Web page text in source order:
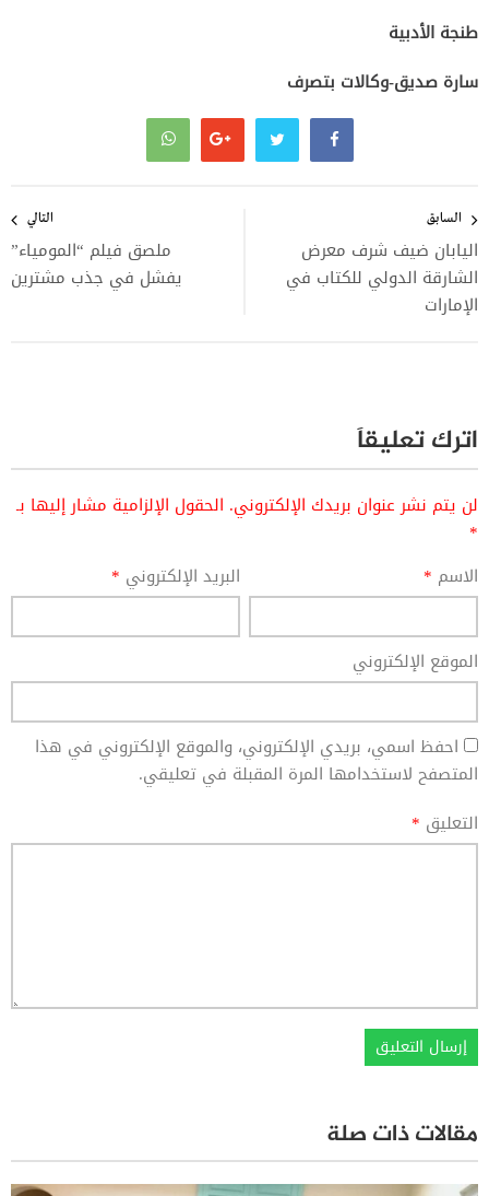
طنجة الأدبية
سارة صديق-وكالات بتصرف
المقالات
السابق
اليابان ضيف شرف معرض
الشارقة الدولي للكتاب في
الإمارات
التالي
ملصق فيلم “المومياء”
يفشل في جذب مشترين
اترك تعليقاً
لن يتم نشر عنوان بريدك الإلكتروني. الحقول الإلزامية مشار إليها بـ
*
الاسم * البريد الإلكتروني *
الموقع الإلكتروني
احفظ اسمي، بريدي الإلكتروني، والموقع الإلكتروني في هذا
المتصفح لاستخدامها المرة المقبلة في تعليقي.
التعليق *
مقالات ذات صلة